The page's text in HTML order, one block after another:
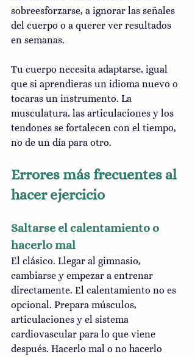
sobreesforzarse, a ignorar las señales
del cuerpo o a querer ver resultados
en semanas.
Tu cuerpo necesita adaptarse, igual
que si aprendieras un idioma nuevo o
tocaras un instrumento. La
musculatura, las articulaciones y los
tendones se fortalecen con el tiempo,
no de un día para otro.
Errores más frecuentes al
hacer ejercicio
Saltarse el calentamiento o
hacerlo mal
El clásico. Llegar al gimnasio,
cambiarse y empezar a entrenar
directamente. El calentamiento no es
opcional. Prepara músculos,
articulaciones y el sistema
cardiovascular para lo que viene
después. Hacerlo mal o no hacerlo